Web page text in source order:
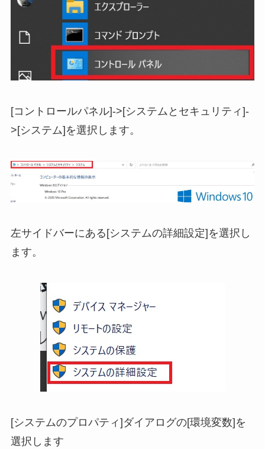
[コントロールパネル]->[システムとセキュリティ]-
>[システム]を選択します。
左サイドバーにある[システムの詳細設定]を選択し
ます。
[システムのプロパティ]ダイアログの[環境変数]を
選択します